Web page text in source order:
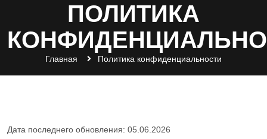
ПОЛИТИКА
Главная Политика конфиденциальности
Дата последнего обновления: 05.06.2026